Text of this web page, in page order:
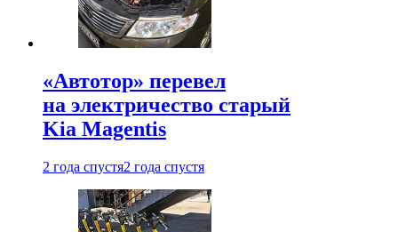
«Автотор» перевел
на электричество старый
Kia Magentis
2 года спустя2 года спустя